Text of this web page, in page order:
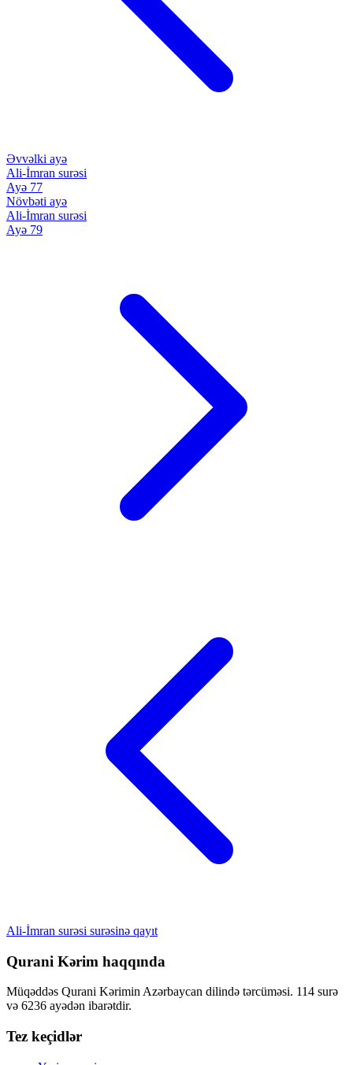
Əvvəlki ayə
Ali-İmran surəsi
Ayə 77
Növbəti ayə
Ali-İmran surəsi
Ayə 79
Ali-İmran surəsi surəsinə qayıt
Qurani Kərim haqqında
Müqəddəs Qurani Kərimin Azərbaycan dilində tərcüməsi. 114 surə
və 6236 ayədən ibarətdir.
Tez keçidlər